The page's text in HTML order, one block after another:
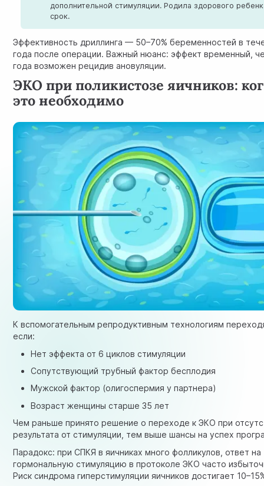
дополнительной стимуляции. Родила здорового
срок.
Эффективность дриллинга — 50–70% беременностей в
года после операции. Важный нюанс: эффект временный,
года возможен рецидив ановуляции.
ЭКО при поликистозе яичников:
это необходимо
К вспомогательным репродуктивным технологиям
если:
Нет эффекта от 6 циклов стимуляции
Сопутствующий трубный фактор бесплодия
Мужской фактор (олигоспермия у партнера)
Возраст женщины старше 35 лет
Чем раньше принято решение о переходе кЭКО при
результата от стимуляции, тем выше шансы на успех
Парадокс: при СПКЯ в яичниках много фолликулов, ответ на
гормональную стимуляцию в протоколе ЭКО часто
Риск синдрома гиперстимуляции яичников достигает